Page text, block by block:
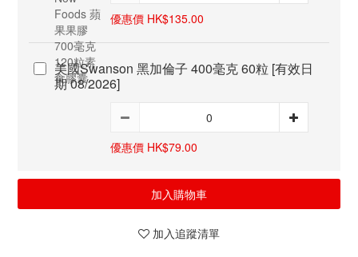
優惠價 HK$135.00
美國Swanson 黑加倫子 400毫克 60粒 [有效日
期 08/2026]
優惠價 HK$79.00
加入購物車
加入追蹤清單